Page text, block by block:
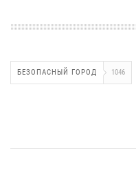
БЕЗОПАСНЫЙ ГОРОД 1046